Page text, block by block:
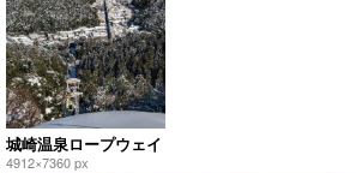
城崎温泉ロープウェイ
4912×7360 px